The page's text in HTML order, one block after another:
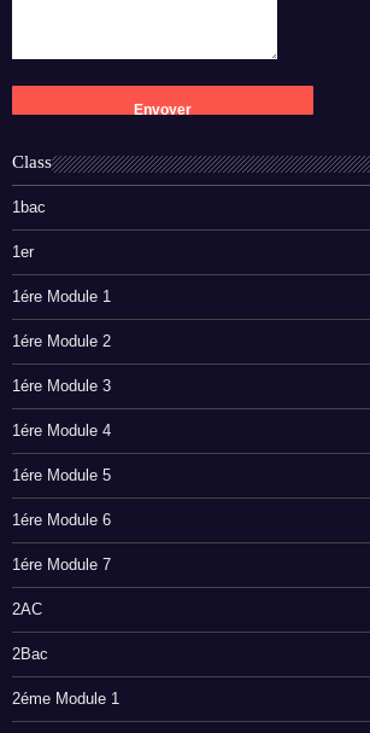
Class
1bac
1er
1ére Module 1
1ére Module 2
1ére Module 3
1ére Module 4
1ére Module 5
1ére Module 6
1ére Module 7
2AC
2Bac
2éme Module 1